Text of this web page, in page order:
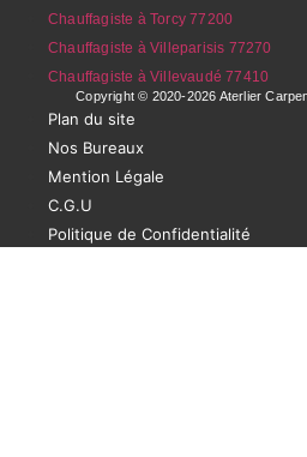
Chauffagiste à Torcy 77200
Chauffagiste à Villeparisis 77270
Chauffagiste à Villevaudé 77410
Copyright © 2020-2026 Aterlier
Plan du site
Nos Bureaux
Mention Légale
C.G.U
Politique de Confidentialité